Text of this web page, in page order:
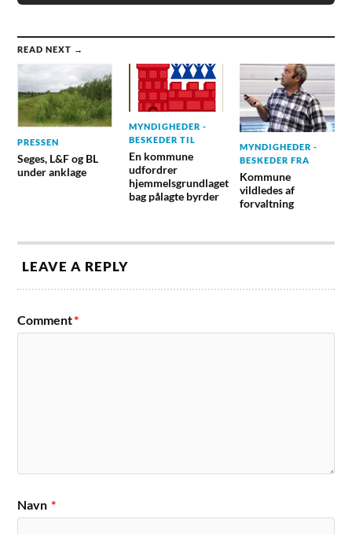
READ NEXT →
PRESSEN
Seges, L&F og BL
under anklage
MYNDIGHEDER -
BESKEDER TIL
En kommune
udfordrer
hjemmelsgrundlaget
bag pålagte byrder
MYNDIGHEDER -
BESKEDER FRA
Kommune
vildledes af
forvaltning
LEAVE A REPLY
Comment*
Navn *